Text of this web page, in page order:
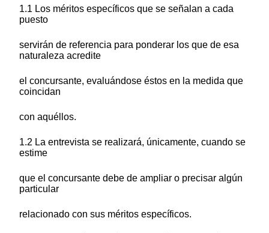
1.1 Los méritos específicos que se señalan a cada
puesto
servirán de referencia para ponderar los que de esa
naturaleza acredite
el concursante, evaluándose éstos en la medida que
coincidan
con aquéllos.
1.2 La entrevista se realizará, únicamente, cuando se
estime
que el concursante debe de ampliar o precisar algún
particular
relacionado con sus méritos específicos.